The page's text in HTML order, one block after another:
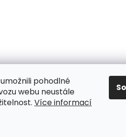
pohodlné
webu neustále
Více informací